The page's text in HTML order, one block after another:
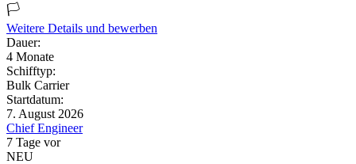
🏳️
Weitere Details und bewerben
Dauer:
4 Monate
Schifftyp:
Bulk Carrier
Startdatum:
7. August 2026
Chief Engineer
7 Tage vor
NEU